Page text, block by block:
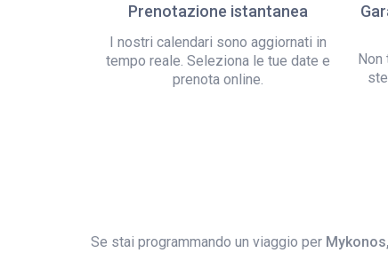
Prenotazione istantanea
I nostri calendari sono aggiornati in
tempo reale. Seleziona le tue date e
prenota online.
Non
Se stai programmando un viaggio per